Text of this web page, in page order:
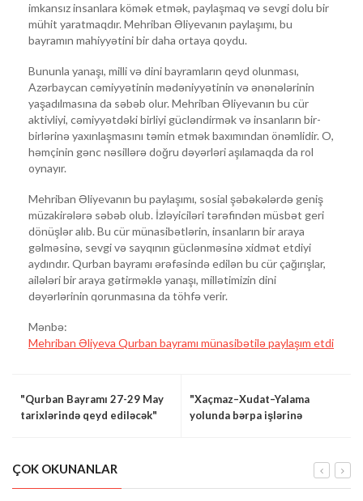
imkansız insanlara kömək etmək, paylaşmaq və sevgi dolu bir
mühit yaratmaqdır. Mehriban Əliyevanın paylaşımı, bu
bayramın mahiyyətini bir daha ortaya qoydu.
Bununla yanaşı, milli və dini bayramların qeyd olunması,
Azərbaycan cəmiyyətinin mədəniyyətinin və ənənələrinin
yaşadılmasına da səbəb olur. Mehriban Əliyevanın bu cür
aktivliyi, cəmiyyətdəki birliyi gücləndirmək və insanların bir-
birlərinə yaxınlaşmasını təmin etmək baxımından önəmlidir. O,
həmçinin gənc nəsillərə doğru dəyərləri aşılamaqda da rol
oynayır.
Mehriban Əliyevanın bu paylaşımı, sosial şəbəkələrdə geniş
müzakirələrə səbəb olub. İzləyiciləri tərəfindən müsbət geri
dönüşlər alıb. Bu cür münasibətlərin, insanların bir araya
gəlməsinə, sevgi və sayqının güclənməsinə xidmət etdiyi
aydındır. Qurban bayramı ərəfəsində edilən bu cür çağırışlar,
ailələri bir araya gətirməklə yanaşı, millətimizin dini
dəyərlərinin qorunmasına da töhfə verir.
Mənbə:
Mehriban Əliyeva Qurban bayramı münasibətilə paylaşım etdi
"Qurban Bayramı 27-29 May
tarixlərində qeyd ediləcək"
"Xaçmaz–Xudat–Yalama
yolunda bərpa işlərinə
ÇOK OKUNANLAR